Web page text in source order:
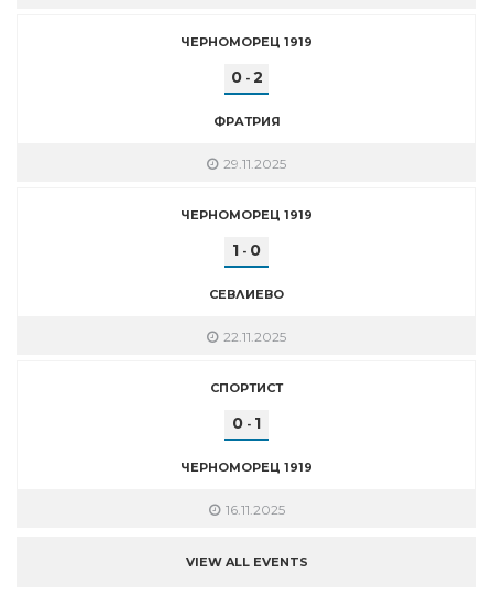
ЧЕРНОМОРЕЦ 1919
0- 2
ФРАТРИЯ
29.11.2025
ЧЕРНОМОРЕЦ 1919
1 - 0
СЕВЛИЕВО
22.11.2025
СПОРТИСТ
0 - 1
ЧЕРНОМОРЕЦ 1919
16.11.2025
VIEW ALL EVENTS